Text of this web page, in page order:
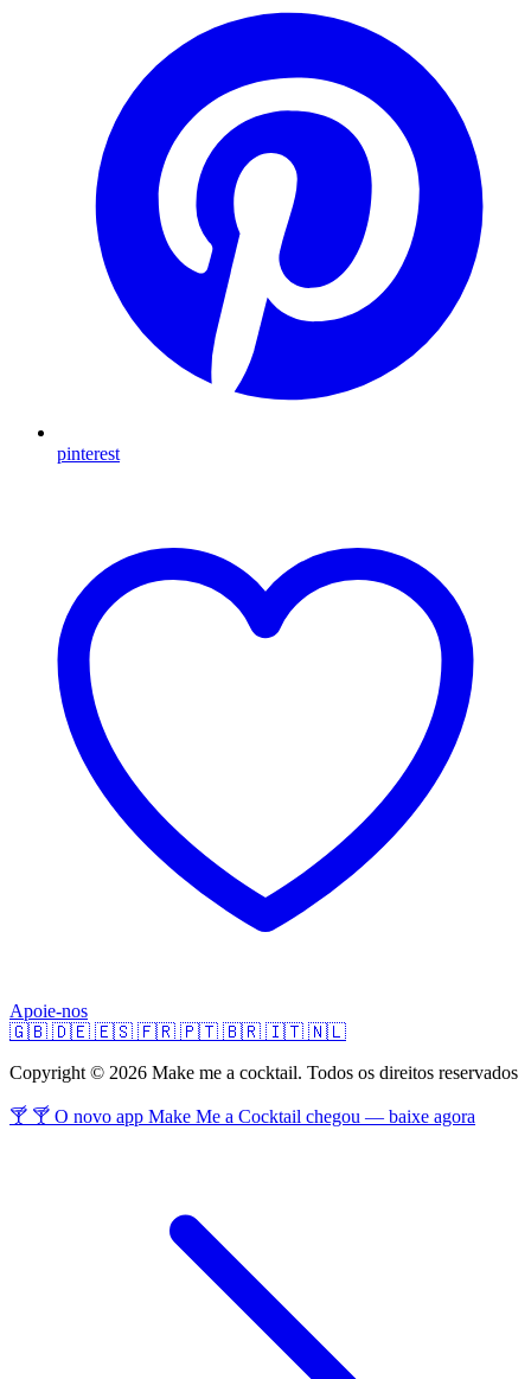
pinterest
Apoie-nos
🇬🇧 🇩🇪 🇪🇸 🇫🇷 🇵🇹 🇧🇷 🇮🇹 🇳🇱
Copyright © 2026 Make me a cocktail. Todos os direitos reservados
🍸 🍸 O novo app Make Me a Cocktail chegou — baixe agora